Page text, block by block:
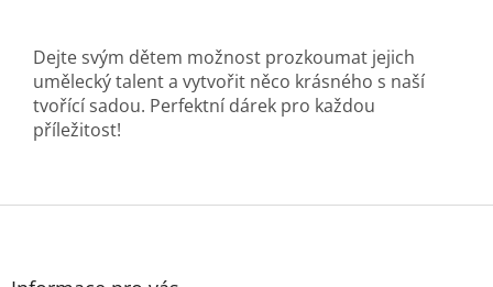
Dejte svým dětem možnost prozkoumat jejich
umělecký talent a vytvořit něco krásného s naší
tvořící sadou. Perfektní dárek pro každou
příležitost!
Z